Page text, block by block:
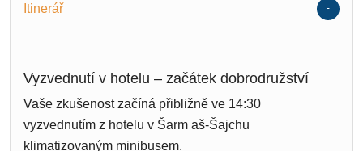
Itinerář
Vyzvednutí v hotelu – začátek dobrodružství
Vaše zkušenost začíná přibližně ve 14:30
vyzvednutím z hotelu v Šarm aš-Šajchu
klimatizovaným minibusem.